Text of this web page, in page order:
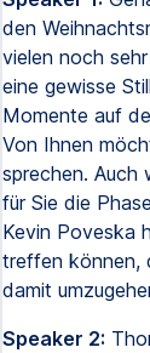
den
vielen noch
eine gewisse
Momente auf
Von Ihnen
sprechen. Auch
für Sie die
Kevin Poveska
treffen können,
damit
Speaker 2: